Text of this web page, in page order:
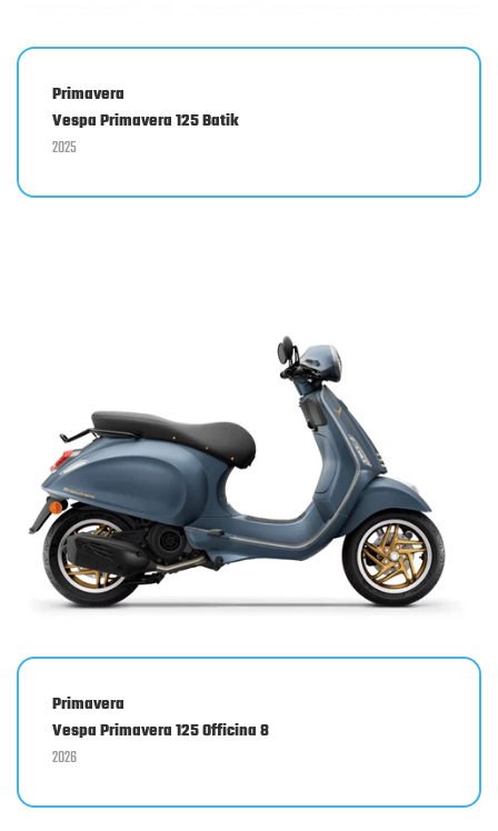
Primavera
Vespa Primavera 125 Batik
2025
Primavera
Vespa Primavera 125 Officina 8
2026